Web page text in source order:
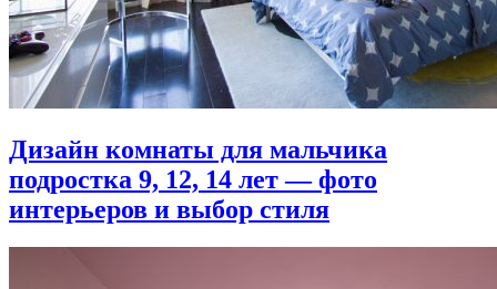
Дизайн комнаты для мальчика
подростка 9, 12, 14 лет — фото
интерьеров и выбор стиля